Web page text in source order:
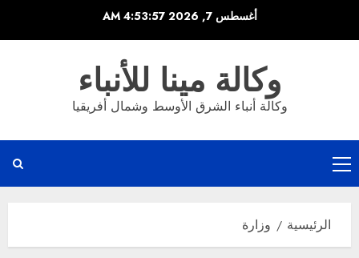
أغسطس 7, 2026 4:53:57 AM
وكالة مينا للأنباء
وكالة أنباء الشرق الأوسط وشمال أفريقيا
القائمة
الرئيسية
الرئيسية وزارة